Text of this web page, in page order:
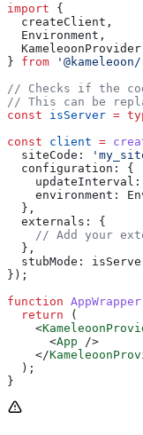
import {
  createClient
,
  Environment
,
  KameleoonProvider
} from
// Checks if the
// This can be
const isServer =
const client =
  siteCode:
  configuration:
{
    updateInterval:
    environment:
  },
  externals:
{
// Add your
  },
  stubMode:
});
function AppWrapper
  return
(
    <
      <
App />
    </
  );
}